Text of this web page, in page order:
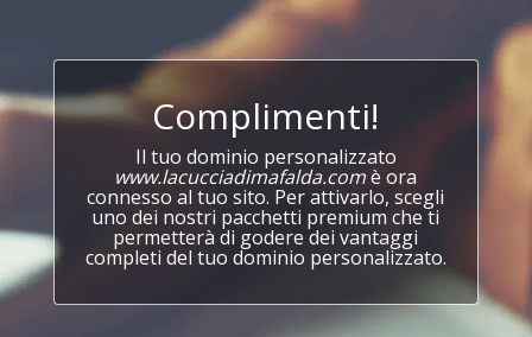
Complimenti!
Il tuo dominio personalizzato
www.lacucciadimafalda.comè ora
connesso al tuo sito. Per attivarlo, scegli
uno dei nostri pacchetti premium che ti
permetterà di godere dei vantaggi
completi del tuo dominio personalizzato.